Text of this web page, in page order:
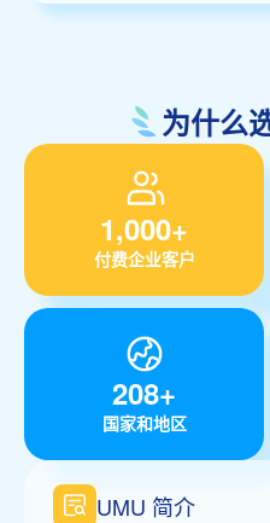
为什么
1,000+
付费企业客户
208+
国家和地区
UMU 简介